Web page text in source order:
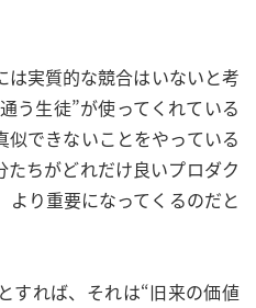
実質的な競合はいないと考
う生徒”が使ってくれている
似できないことをやっている
ちがどれだけ良いプロダク
より重要になってくるのだと
すれば、それは“旧来の価値